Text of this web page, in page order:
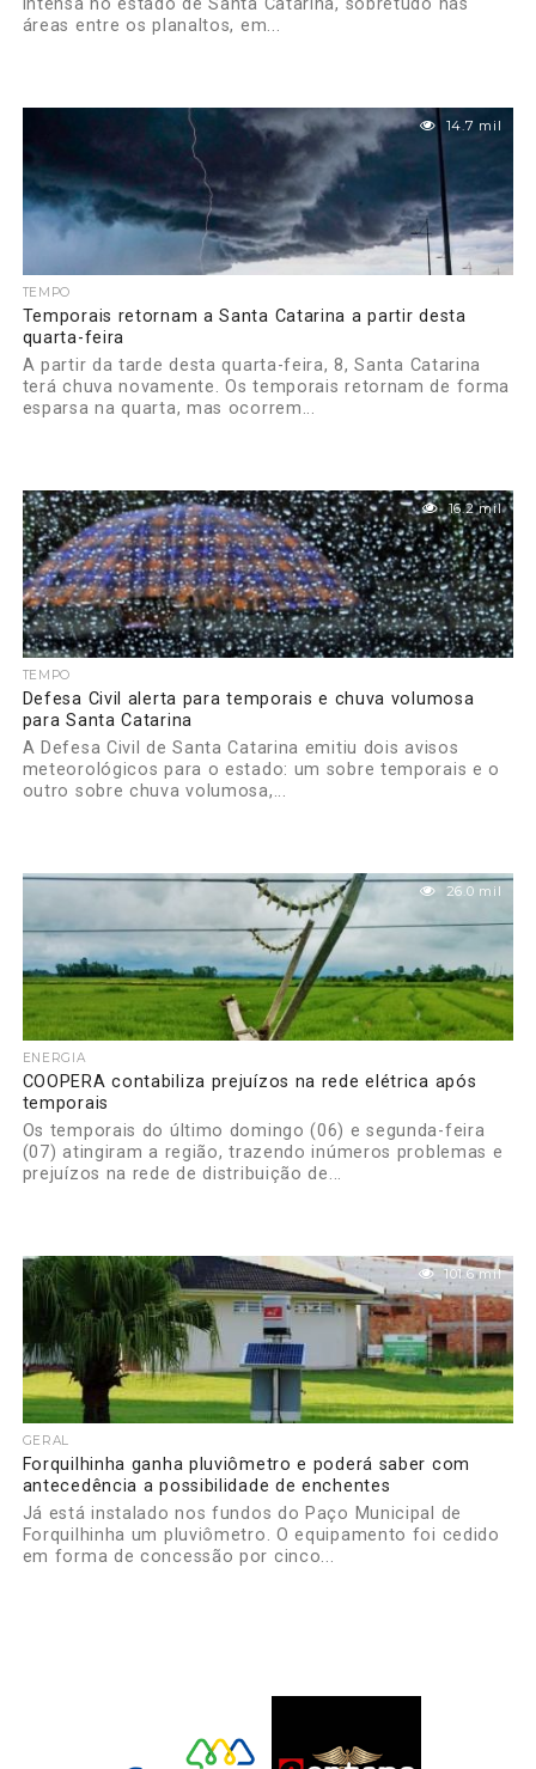
áreas entre os planaltos, em...
14.7 mil
TEMPO
Temporais retornam a Santa Catarina a partir desta
quarta-feira
A partir da tarde desta quarta-feira, 8, Santa Catarina
terá chuva novamente. Os temporais retornam de forma
esparsa na quarta, mas ocorrem...
16.2 mil
TEMPO
Defesa Civil alerta para temporais e chuva volumosa
para Santa Catarina
A Defesa Civil de Santa Catarina emitiu dois avisos
meteorológicos para o estado: um sobre temporais e o
outro sobre chuva volumosa,...
26.0 mil
ENERGIA
COOPERA contabiliza prejuízos na rede elétrica após
temporais
Os temporais do último domingo (06) e segunda-feira
(07) atingiram a região, trazendo inúmeros problemas e
prejuízos na rede de distribuição de...
101.6 mil
GERAL
Forquilhinha ganha pluviômetro e poderá saber com
antecedência a possibilidade de enchentes
Já está instalado nos fundos do Paço Municipal de
Forquilhinha um pluviômetro. O equipamento foi cedido
em forma de concessão por cinco...